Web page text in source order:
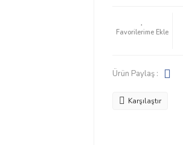
Ürün Paylaş :
Karşılaştır